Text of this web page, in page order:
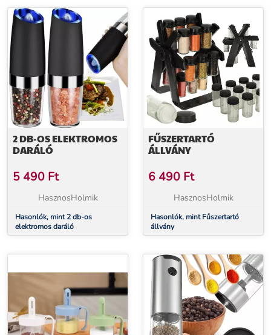
2 DB-OS ELEKTROMOS
DARÁLÓ
5 490 Ft
HasznosHolmik
Hasonlók, mint 2 db-os
elektromos daráló
FŰSZERTARTÓ
ÁLLVÁNY
6 490 Ft
HasznosHolmik
Hasonlók, mint Fűszertartó
állvány